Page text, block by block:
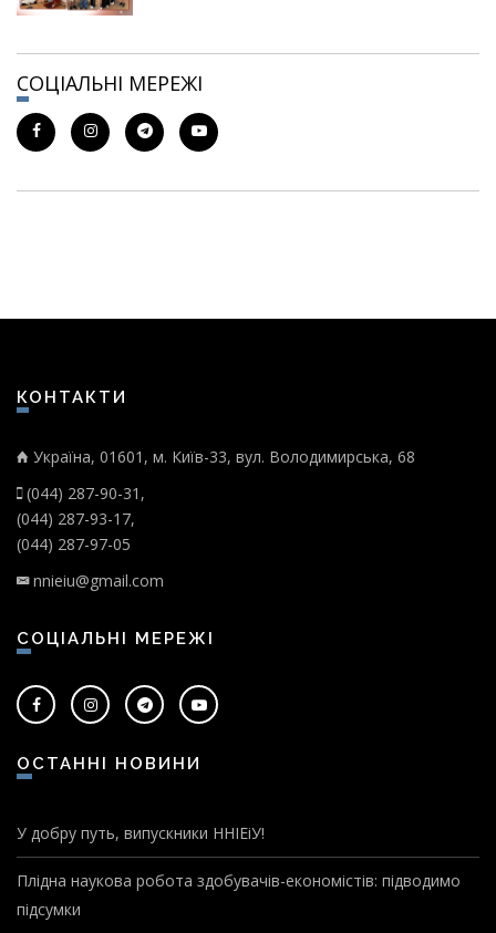
СОЦІАЛЬНІ МЕРЕЖІ
КОНТАКТИ
Україна, 01601, м. Київ-33, вул. Володимирська, 68
(044) 287-90-31,
(044) 287-93-17,
(044) 287-97-05
nnieiu@gmail.com
СОЦІАЛЬНІ МЕРЕЖІ
ОСТАННІ НОВИНИ
У добру путь, випускники ННІЕіУ!
Плідна наукова робота здобувачів-економістів: підводимо
підсумки